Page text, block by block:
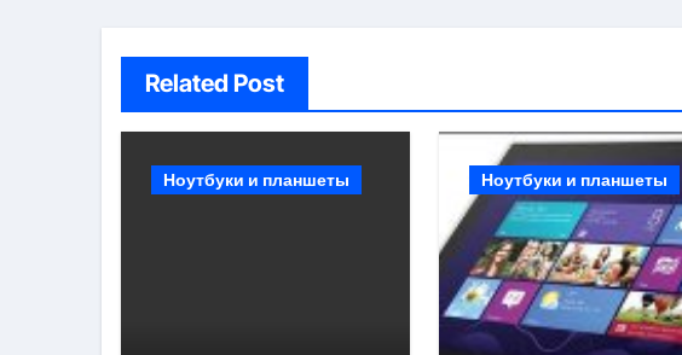
Related Post
Ноутбуки и планшеты Ноутбуки и планшеты